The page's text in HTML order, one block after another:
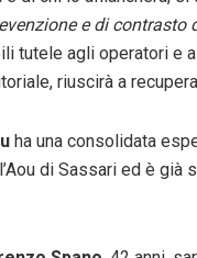
e di contrasto
tutele agli operatori e
riuscirà a
ha una consolidata
di Sassari ed è già